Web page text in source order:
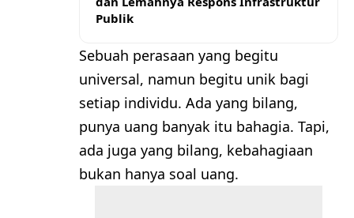
Publik
Sebuah perasaan yang begitu
universal, namun begitu unik bagi
setiap individu. Ada yang bilang,
punya uang banyak itu bahagia. Tapi,
ada juga yang bilang, kebahagiaan
bukan hanya soal uang.